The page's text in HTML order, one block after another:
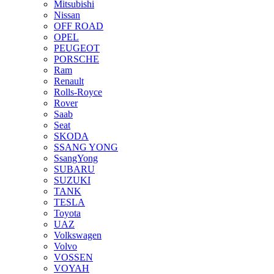
Mitsubishi
Nissan
OFF ROAD
OPEL
PEUGEOT
PORSCHE
Ram
Renault
Rolls-Royce
Rover
Saab
Seat
SKODA
SSANG YONG
SsangYong
SUBARU
SUZUKI
TANK
TESLA
Toyota
UAZ
Volkswagen
Volvo
VOSSEN
VOYAH